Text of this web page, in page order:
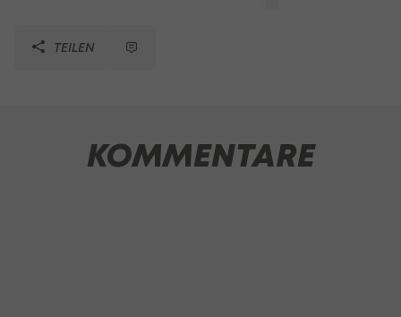
TEILEN
KOMMENTARE